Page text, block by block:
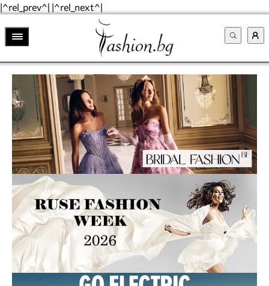
|^rel_prev^| |^rel_next^|